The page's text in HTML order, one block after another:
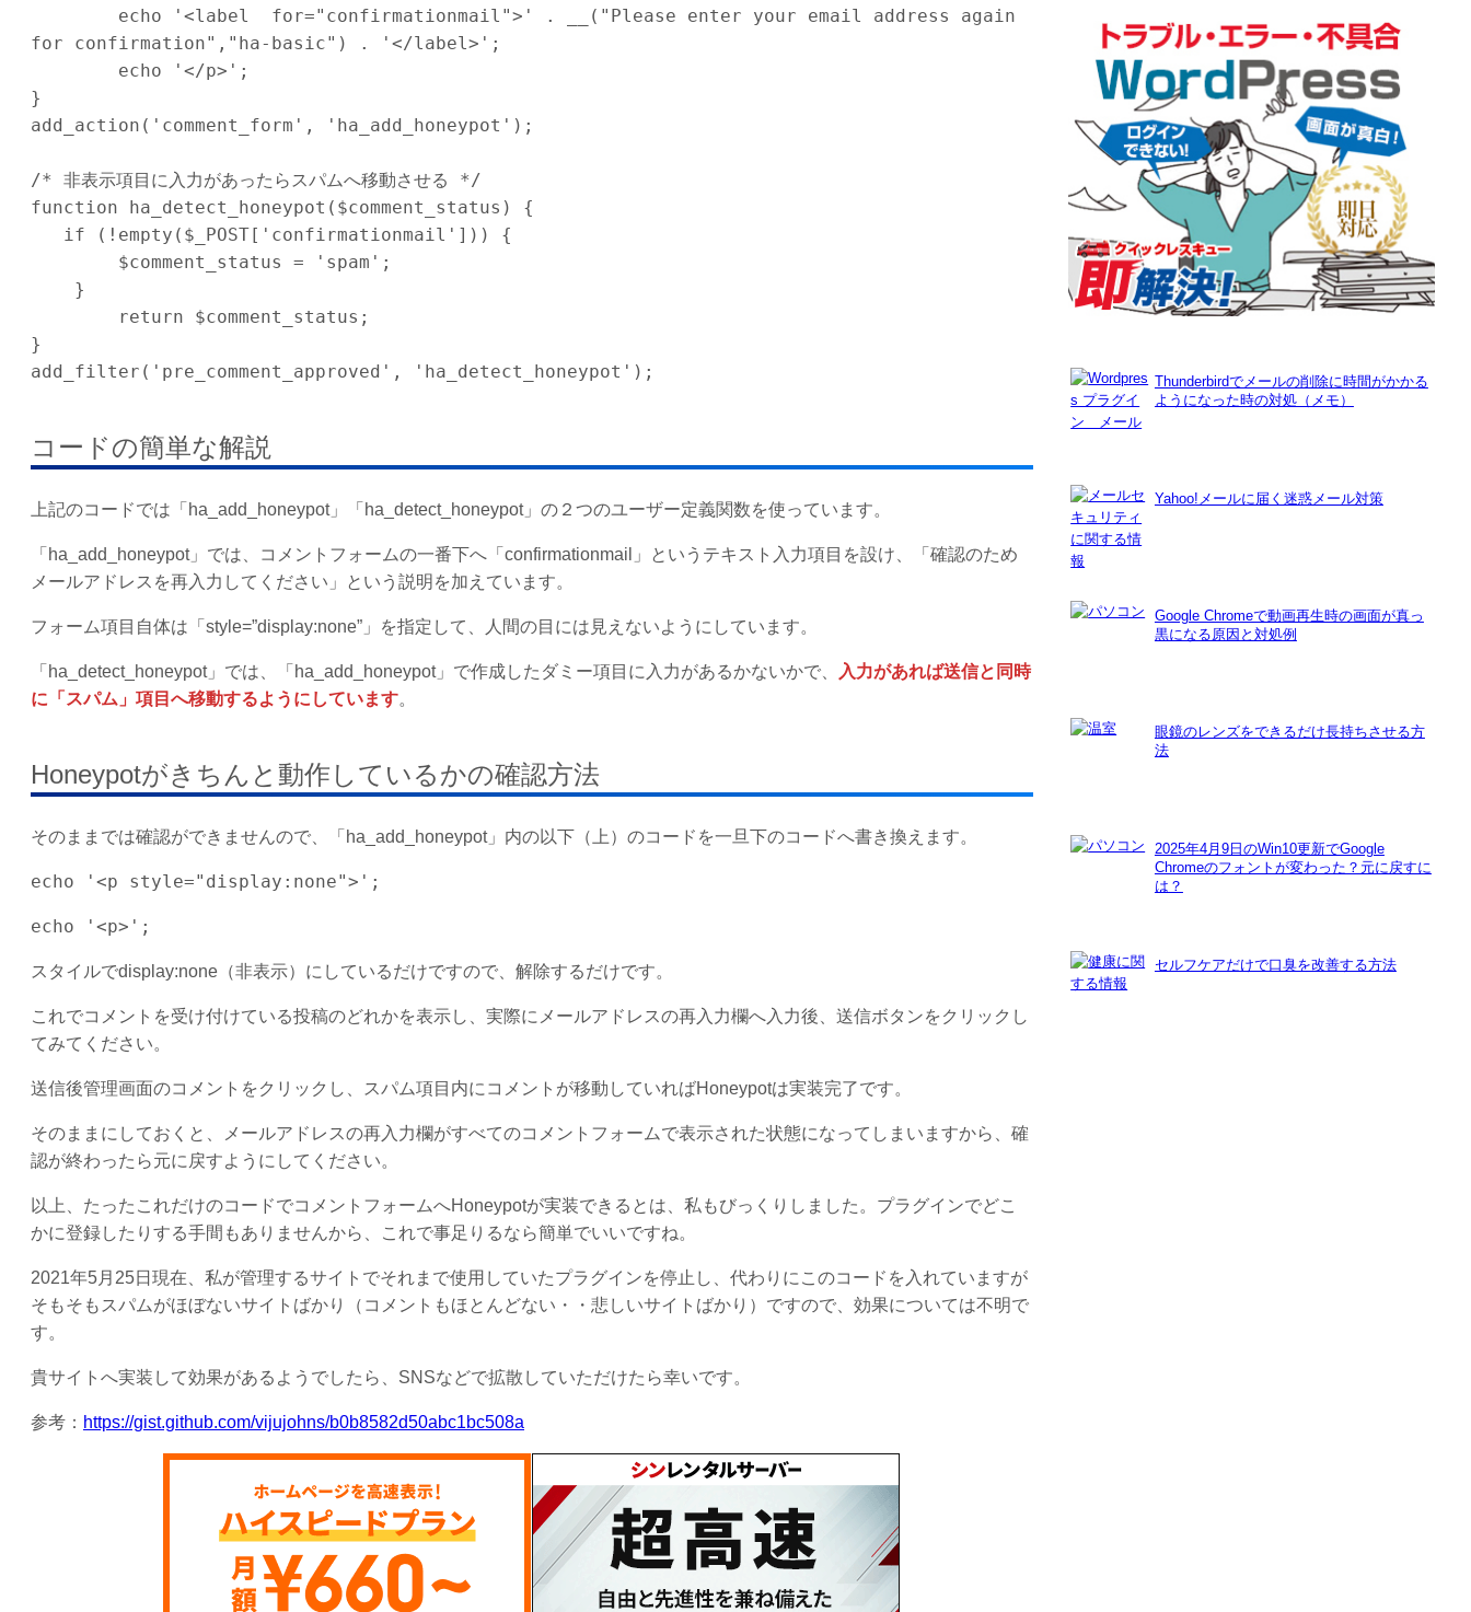
for confirmation","ha-basic") . '</label>';
}
add_action('comment_form', 'ha_add_honeypot');
/* 非表示項目に入力があったらスパムへ移動させる */
function ha_detect_honeypot($comment_status) {
}
add_filter('pre_comment_approved', 'ha_detect_honeypot');
コードの簡単な解説
上記のコードでは「ha_add_honeypot」「ha_detect_honeypot」の２つのユーザー定義関数を使っています。
「ha_add_honeypot」では、コメントフォームの一番下へ「confirmationmail」というテキスト入力項目を設け、「確認のため
メールアドレスを再入力してください」という説明を加えています。
フォーム項目自体は「style=”display:none”」を指定して、人間の目には見えないようにしています。
「ha_detect_honeypot」では、「ha_add_honeypot」で作成したダミー項目に入力があるかないかで、
入力があれば送信と同時
に「スパム」項目へ移動するようにしています。
Honeypotがきちんと動作しているかの確認方法
そのままでは確認ができませんので、「ha_add_honeypot」内の以下（上）のコードを一旦下のコードへ書き換えます。
echo '<p style="display:none">';
echo '<p>';
スタイルでdisplay:none（非表示）にしているだけですので、解除するだけです。
これでコメントを受け付けている投稿のどれかを表示し、実際にメールアドレスの再入力欄へ入力後、送信ボタンをクリックし
てみてください。
送信後管理画面のコメントをクリックし、スパム項目内にコメントが移動していればHoneypotは実装完了です。
そのままにしておくと、メールアドレスの再入力欄がすべてのコメントフォームで表示された状態になってしまいますから、確
認が終わったら元に戻すようにしてください。
以上、たったこれだけのコードでコメントフォームへHoneypotが実装できるとは、私もびっくりしました。プラグインでどこ
かに登録したりする手間もありませんから、これで事足りるなら簡単でいいですね。
2021年5月25日現在、私が管理するサイトでそれまで使用していたプラグインを停止し、代わりにこのコードを入れていますが
そもそもスパムがほぼないサイトばかり（コメントもほとんどない・・悲しいサイトばかり）ですので、効果については不明で
す。
貴サイトへ実装して効果があるようでしたら、SNSなどで拡散していただけたら幸いです。
参考： https://gist.github.com/vijujohns/b0b8582d50abc1bc508a
Thunderbirdでメールの削除に時間がかかる
ようになった時の対処（メモ）
Yahoo!メールに届く迷惑メール対策
Google Chromeで動画再生時の画面が真っ
黒になる原因と対処例
眼鏡のレンズをできるだけ長持ちさせる方
法
2025年4月9日のWin10更新でGoogle
Chromeのフォントが変わった？元に戻すに
は？
セルフケアだけで口臭を改善する方法